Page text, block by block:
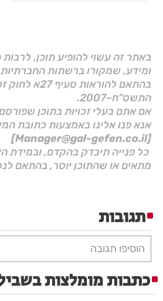
באתר זה עשוי להופיע תוכן,
ומידע, שמקורו ברשתות החברתיות
בהתאם להוראות
התשס"ח–2007.
אם אתם בעלי זכויות בתוכן
אנא פנו אלינו באמצעות כתובת
[Manager@gal-gefen.co.il]
כל פנייה תיבדק בהקדם, ובמידת
מתאים או שהתוכן יוסר, בהתאם
תגובות
הוסיפו תגובה
כתבות מומלצות